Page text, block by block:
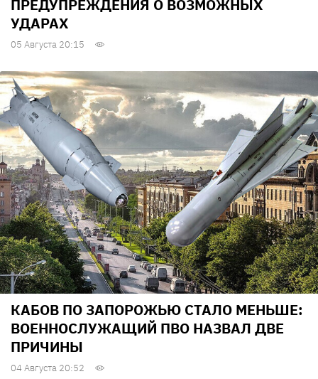
ПРЕДУПРЕЖДЕНИЯ О ВОЗМОЖНЫХ
УДАРАХ
05 Августа 20:15
КАБОВ ПО ЗАПОРОЖЬЮ СТАЛО МЕНЬШЕ:
ВОЕННОСЛУЖАЩИЙ ПВО НАЗВАЛ ДВЕ
ПРИЧИНЫ
04 Августа 20:52